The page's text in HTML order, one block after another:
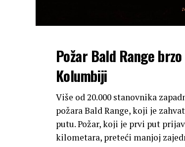
Požar Bald Range
Kolumbiji
Više od 20.000 stanovnika
požara Bald Range, koji je
putu. Požar, koji je prvi put
kilometara, preteći manjoj